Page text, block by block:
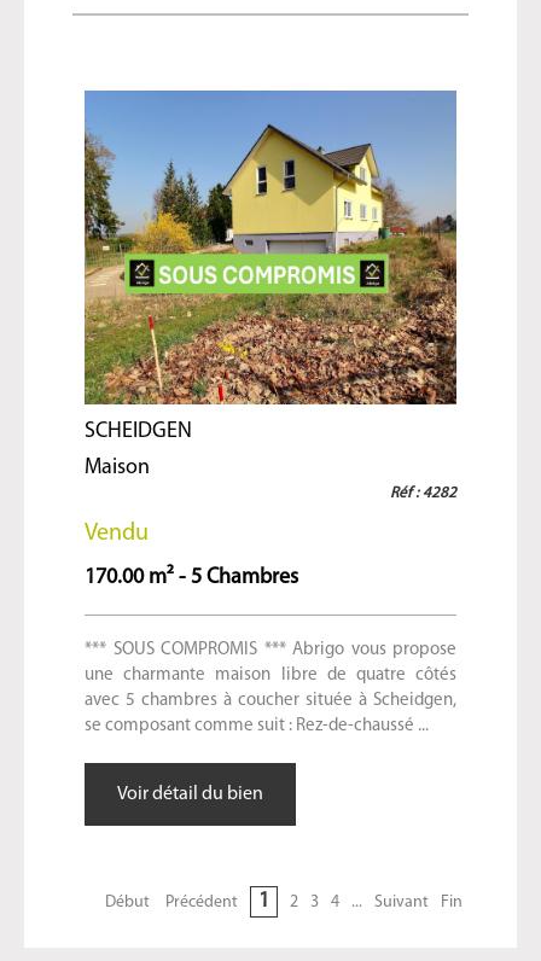
SCHEIDGEN
Maison
Réf : 4282
Vendu
170.00 m² - 5 Chambres
*** SOUS COMPROMIS *** Abrigo vous propose
une charmante maison libre de quatre côtés
avec 5 chambres à coucher située à Scheidgen,
se composant comme suit : Rez-de-chaussé ...
Voir détail du bien
Début Précédent 1 2 3 4 ... Suivant Fin